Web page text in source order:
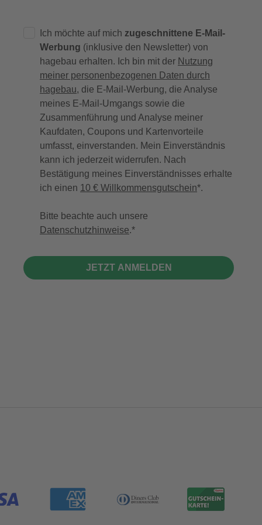
Ich möchte auf mich zugeschnittene E-Mail-
Werbung (inklusive den Newsletter) von
hagebau erhalten. Ich bin mit der Nutzung
meiner personenbezogenen Daten durch
hagebau, die E-Mail-Werbung, die Analyse
meines E-Mail-Umgangs sowie die
Zusammenführung und Analyse meiner
Kaufdaten, Coupons und Kartenvorteile
umfasst, einverstanden. Mein Einverständnis
kann ich jederzeit widerrufen. Nach
Bestätigung meines Einverständnisses erhalte
ich einen 10 € Willkommensgutschein*.
Bitte beachte auch unsere
Datenschutzhinweise.
JETZT ANMELDEN